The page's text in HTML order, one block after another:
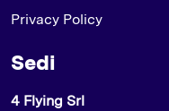
Privacy Policy
Sedi
4 Flying Srl